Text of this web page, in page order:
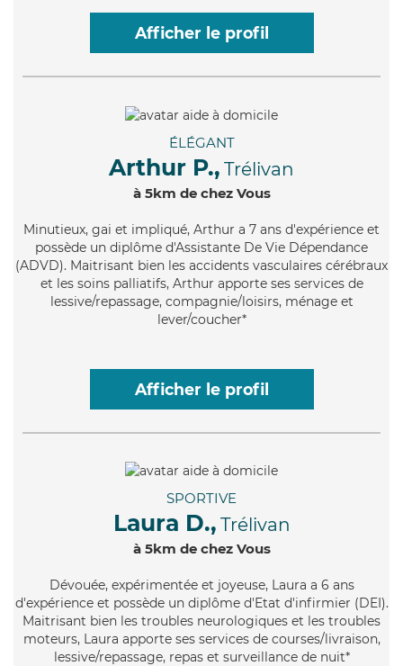
Afficher le profil
ÉLÉGANT
Arthur P., Trélivan
à 5km de chez Vous
Minutieux, gai et impliqué, Arthur a 7 ans d'expérience et
possède un diplôme d'Assistante De Vie Dépendance
(ADVD). Maitrisant bien les accidents vasculaires cérébraux
et les soins palliatifs, Arthur apporte ses services de
lessive/repassage, compagnie/loisirs, ménage et
lever/coucher*
Afficher le profil
SPORTIVE
Laura D., Trélivan
à 5km de chez Vous
Dévouée, expérimentée et joyeuse, Laura a 6 ans
d'expérience et possède un diplôme d'Etat d'infirmier (DEI).
Maitrisant bien les troubles neurologiques et les troubles
moteurs, Laura apporte ses services de courses/livraison,
lessive/repassage, repas et surveillance de nuit*